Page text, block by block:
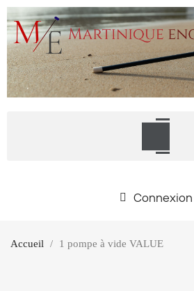
Connexion
Accueil 1 pompe à vide VALUE